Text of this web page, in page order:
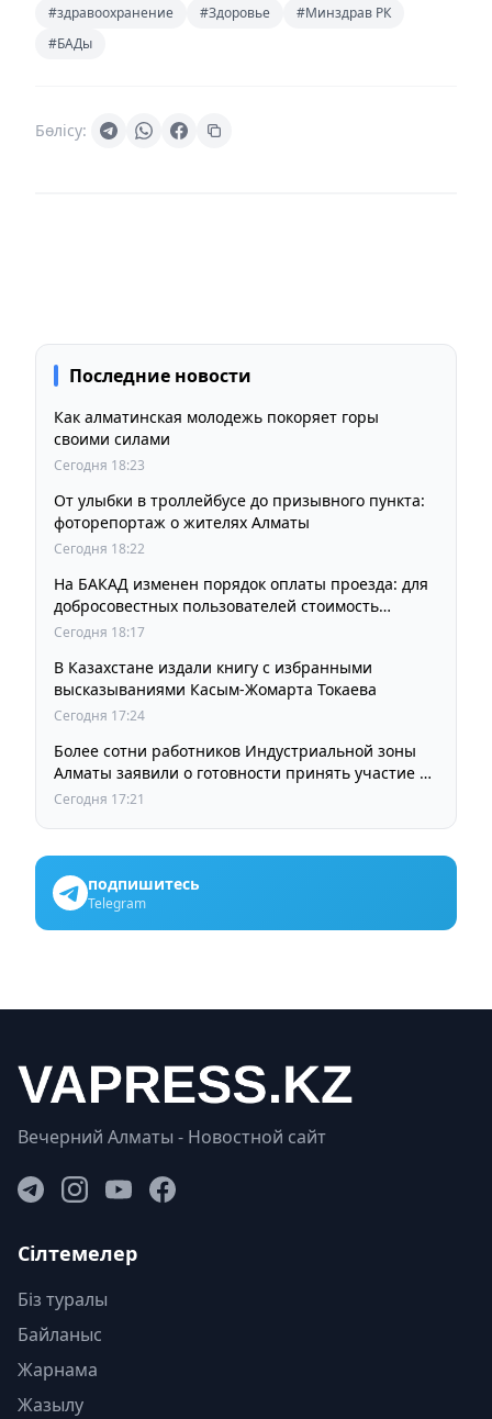
#здравоохранение
#Здоровье
#Минздрав РК
#БАДы
Бөлісу:
Последние новости
Как алматинская молодежь покоряет горы
своими силами
Сегодня 18:23
От улыбки в троллейбусе до призывного пункта:
фоторепортаж о жителях Алматы
Сегодня 18:22
На БАКАД изменен порядок оплаты проезда: для
добросовестных пользователей стоимость
остается прежней
Сегодня 18:17
В Казахстане издали книгу с избранными
высказываниями Касым-Жомарта Токаева
Сегодня 17:24
Более сотни работников Индустриальной зоны
Алматы заявили о готовности принять участие в
выборах членов Курылтая
Сегодня 17:21
подпишитесь
Telegram
Вечерний Алматы - Новостной сайт
Сілтемелер
Біз туралы
Байланыс
Жарнама
Жазылу